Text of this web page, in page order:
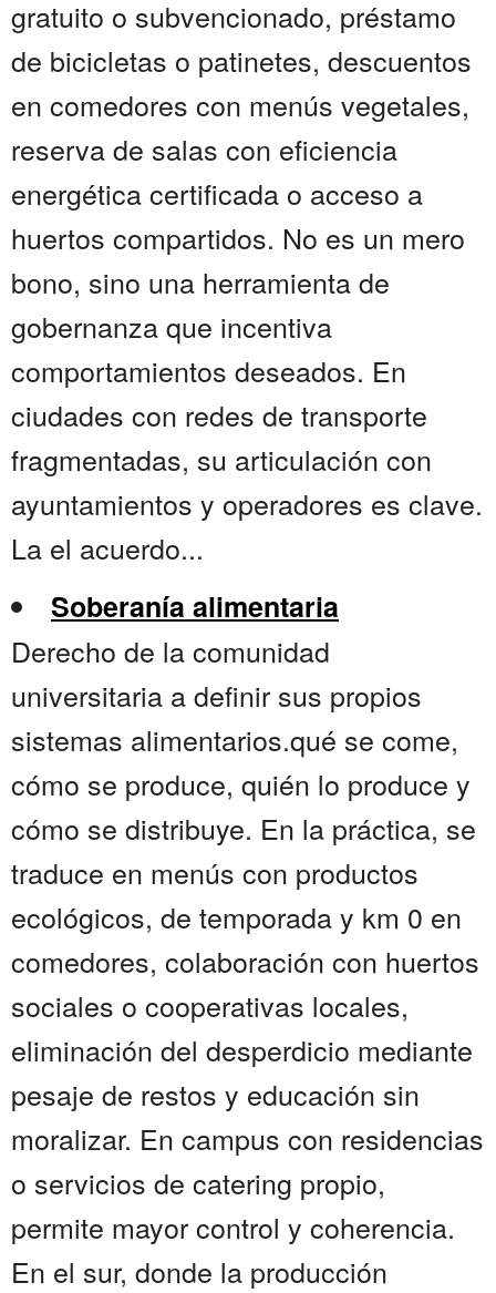
gratuito o subvencionado, préstamo
de bicicletas o patinetes, descuentos
en comedores con menús vegetales,
reserva de salas con eficiencia
energética certificada o acceso a
huertos compartidos. No es un mero
bono, sino una herramienta de
gobernanza que incentiva
comportamientos deseados. En
ciudades con redes de transporte
fragmentadas, su articulación con
ayuntamientos y operadores es clave.
La el acuerdo...
Soberanía alimentaria
Derecho de la comunidad
universitaria a definir sus propios
sistemas alimentarios.qué se come,
cómo se produce, quién lo produce y
cómo se distribuye. En la práctica, se
traduce en menús con productos
ecológicos, de temporada y km 0 en
comedores, colaboración con huertos
sociales o cooperativas locales,
eliminación del desperdicio mediante
pesaje de restos y educación sin
moralizar. En campus con residencias
o servicios de catering propio,
permite mayor control y coherencia.
En el sur, donde la producción